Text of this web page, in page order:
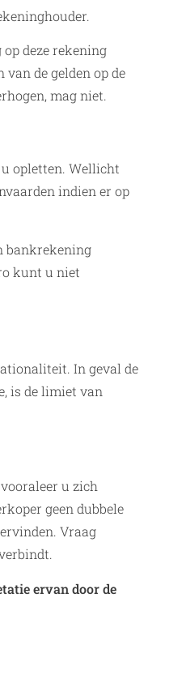
deze rekening
de gelden op de
mag niet.
opletten. Wellicht
indien er op
bankrekening
kunt u niet
In geval de
is de limiet van
u zich
geen dubbele
Vraag
ervan door de